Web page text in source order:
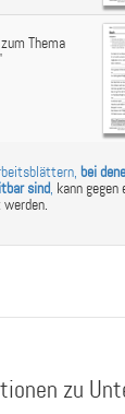
Thema
"
bei
sind, kann
zu